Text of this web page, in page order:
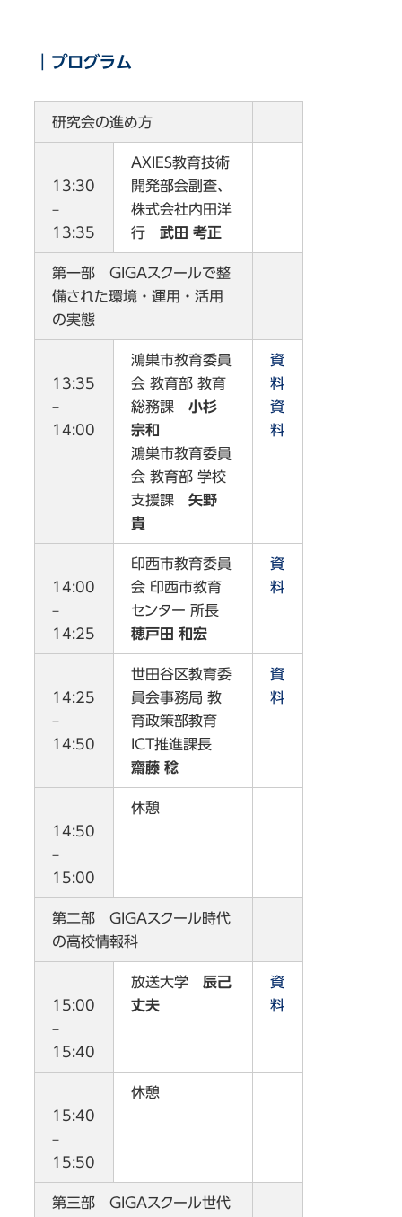
｜プログラム
研究会の進め方
13:30
–
13:35
AXIES教育技術
開発部会副査、
株式会社内田洋
行武田 考正
第一部 GIGAスクールで整
備された環境・運用・活用
の実態
13:35
–
14:00
鴻巣市教育委員
会 教育部 教育
総務課小杉
宗和
鴻巣市教育委員
会 教育部 学校
支援課矢野
貴
資
料
資
料
14:00
–
14:25
印西市教育委員
会 印西市教育
センター 所長
穂戸田 和宏
資
料
14:25
–
14:50
世田谷区教育委
員会事務局 教
育政策部教育
ICT推進課長
齋藤 稔
資
料
14:50
–
15:00
休憩
第二部 GIGAスクール時代
の高校情報科
15:00
–
15:40
放送大学 辰己
丈夫
資
料
15:40
–
15:50
休憩
第三部 GIGAスクール世代